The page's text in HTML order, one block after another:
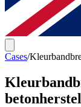
Cases/
betonherstel